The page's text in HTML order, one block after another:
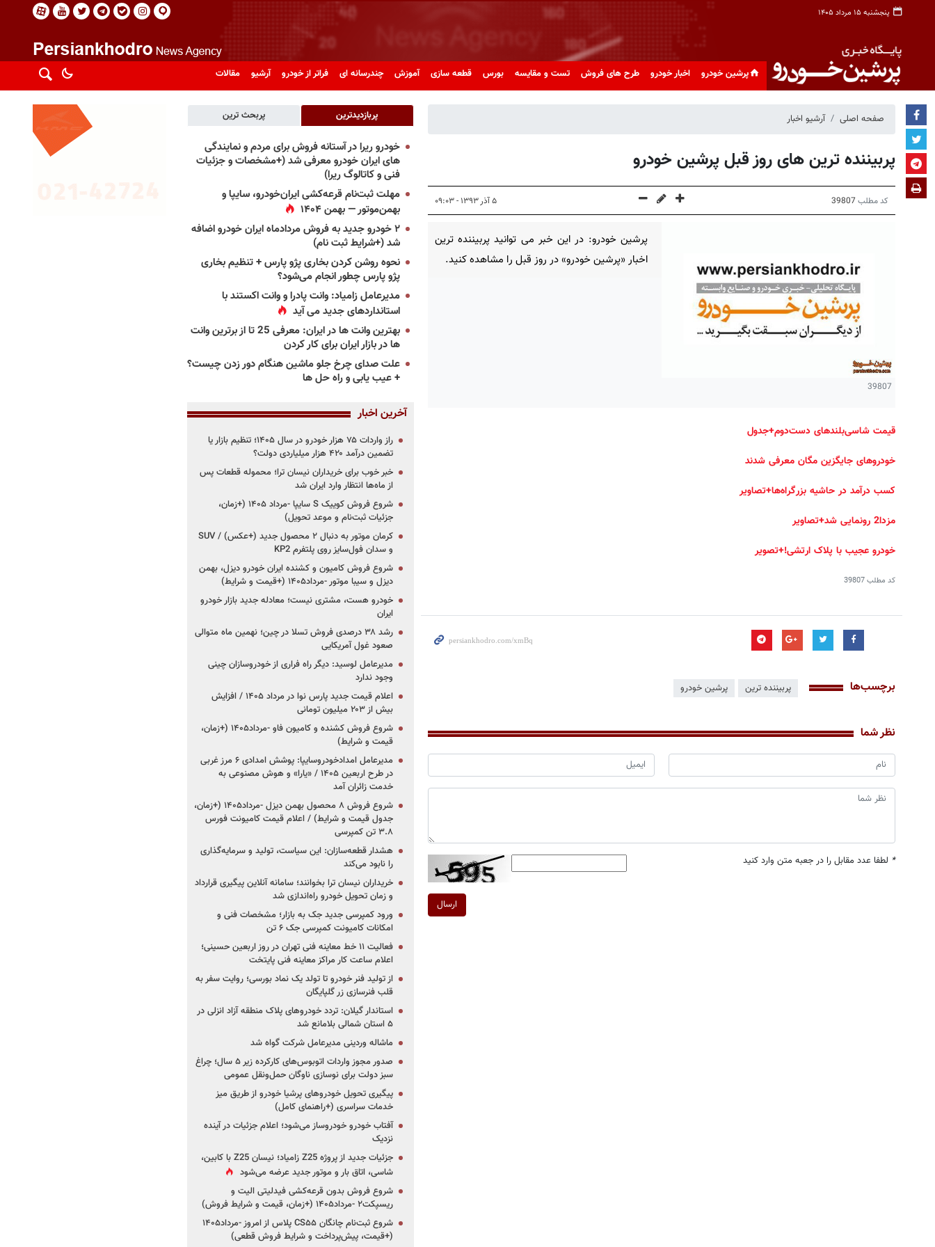
پنجشنبه ۱۵ مرداد ۱۴۰۵
پرشین خودرو اخبار خودرو طرح های فروش تست و مقایسه بورس قطعه سازی آموزش چندرسانه ای فراتر از خودرو آرشیو مقالات
صفحه اصلی آرشیو اخبار
پربیننده ترین های روز قبل پرشین خودرو
کد مطلب 39807 ۵ آذر ۱۳۹۳ - ۰۹:۰۳
39807
پرشین خودرو: در این خبر می توانید پربیننده ترین
اخبار «پرشین خودرو» در روز قبل را مشاهده کنید.
قیمت شاسی‌بلندهای دست‌دوم+جدول
خودروهای جایگزین مگان معرفی شدند
کسب درآمد در حاشیه بزرگراه‌ها+تصاویر
مزدا2 رونمایی شد+تصاویر
خودرو عجیب با پلاک ارتشی!+تصویر
کد مطلب39807
برچسب‌ها پربیننده ترین پرشین خودرو
نظر شما
* لطفا عدد مقابل را در جعبه متن وارد کنید
ارسال
پربازدیدترین پربحث ترین
خودرو ریرا در آستانه فروش برای مردم و نمایندگی
های ایران خودرو معرفی شد (+مشخصات و جزئیات
فنی و کاتالوگ ریرا)
مهلت ثبت‌نام قرعه‌کشی ایران‌خودرو، سایپا و
بهمن‌موتور — بهمن ۱۴۰۴
۲ خودرو جدید به فروش مردادماه ایران خودرو اضافه
شد (+شرایط ثبت نام)
نحوه روشن کردن بخاری پژو پارس + تنظیم بخاری
پژو پارس چطور انجام می‌شود؟
مدیرعامل زامیاد: وانت پادرا و وانت اکستند با
استانداردهای جدید می آید
بهترین وانت ها در ایران: معرفی 25 تا از برترین وانت
ها در بازار ایران برای کار کردن
علت صدای چرخ جلو ماشین هنگام دور زدن چیست؟
+ عیب یابی و راه حل ها
آخرین اخبار
راز واردات ۷۵ هزار خودرو در سال ۱۴۰۵؛ تنظیم بازار یا
تضمین درآمد ۴۲۰ هزار میلیاردی دولت؟
خبر خوب برای خریداران نیسان ترا؛ محموله قطعات پس
از ماه‌ها انتظار وارد ایران شد
شروع فروش کوییک S سایپا -مرداد ۱۴۰۵ (+زمان،
جزئیات ثبت‌نام و موعد تحویل)
کرمان موتور به دنبال ۲ محصول جدید (+عکس) / SUV
و سدان فول‌سایز روی پلتفرم KP2
شروع فروش کامیون و کشنده ایران خودرو دیزل، بهمن
دیزل و سیبا موتور -مرداد۱۴۰۵ (+قیمت و شرایط)
خودرو هست، مشتری نیست؛ معادله جدید بازار خودرو
ایران
رشد ۳۸ درصدی فروش تسلا در چین؛ نهمین ماه متوالی
صعود غول آمریکایی
مدیرعامل لوسید: دیگر راه فراری از خودروسازان چینی
وجود ندارد
اعلام قیمت جدید پارس نوا در مرداد ۱۴۰۵ / افزایش
بیش از ۲۰۳ میلیون تومانی
شروع فروش کشنده و کامیون فاو -مرداد۱۴۰۵ (+زمان،
قیمت و شرایط)
مدیرعامل امدادخودروسایپا: پوشش امدادی ۶ مرز غربی
در طرح اربعین ۱۴۰۵ / «یارا» و هوش مصنوعی به
خدمت زائران آمد
شروع فروش ۸ محصول بهمن دیزل -مرداد۱۴۰۵ (+زمان،
جدول قیمت و شرایط) / اعلام قیمت کامیونت فورس
۳.۸ تن کمپرسی
هشدار قطعه‌سازان: این سیاست، تولید و سرمایه‌گذاری
را نابود می‌کند
خریداران نیسان ترا بخوانند؛ سامانه آنلاین پیگیری قرارداد
و زمان تحویل خودرو راه‌اندازی شد
ورود کمپرسی جدید جک به بازار؛ مشخصات فنی و
امکانات کامیونت کمپرسی جک ۶ تن
فعالیت ۱۱ خط معاینه فنی تهران در روز اربعین حسینی؛
اعلام ساعت کار مراکز معاینه فنی پایتخت
از تولید فنر خودرو تا تولد یک نماد بورسی؛ روایت سفر به
قلب فنرسازی زر گلپایگان
استاندار گیلان: تردد خودروهای پلاک منطقه آزاد انزلی در
۵ استان شمالی بلامانع شد
ماشاله وردینی مدیرعامل شرکت گواه شد
صدور مجوز واردات اتوبوس‌های کارکرده زیر ۵ سال؛ چراغ
سبز دولت برای نوسازی ناوگان حمل‌ونقل عمومی
پیگیری تحویل خودروهای پرشیا خودرو از طریق میز
خدمات سراسری (+راهنمای کامل)
آفتاب خودرو خودروساز می‌شود؛ اعلام جزئیات در آینده
نزدیک
جزئیات جدید از پروژه Z25 زامیاد؛ نیسان Z25 با کابین،
شاسی، اتاق بار و موتور جدید عرضه می‌شود
شروع فروش بدون قرعه‌کشی فیدلیتی الیت و
ریسپکت۲ -مرداد۱۴۰۵ (+زمان، قیمت و شرایط فروش)
شروع ثبت‌نام چانگان CS۵۵ پلاس از امروز -مرداد۱۴۰۵
(+قیمت، پیش‌پرداخت و شرایط فروش قطعی)